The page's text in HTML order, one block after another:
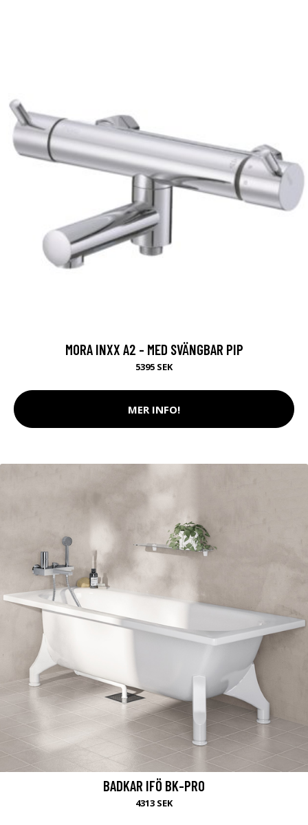
MORA INXX A2 - MED SVÄNGBAR PIP
5395 SEK
MER INFO!
BADKAR IFÖ BK-PRO
4313 SEK